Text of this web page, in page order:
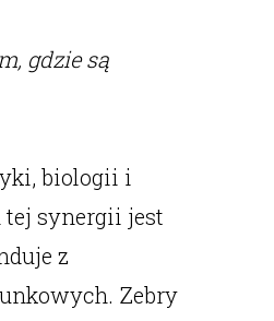
gdzie są
biologii i
tej synergii jest
z
Zebry